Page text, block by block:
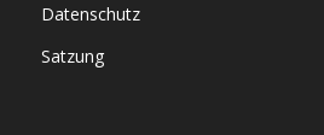
Datenschutz
Satzung